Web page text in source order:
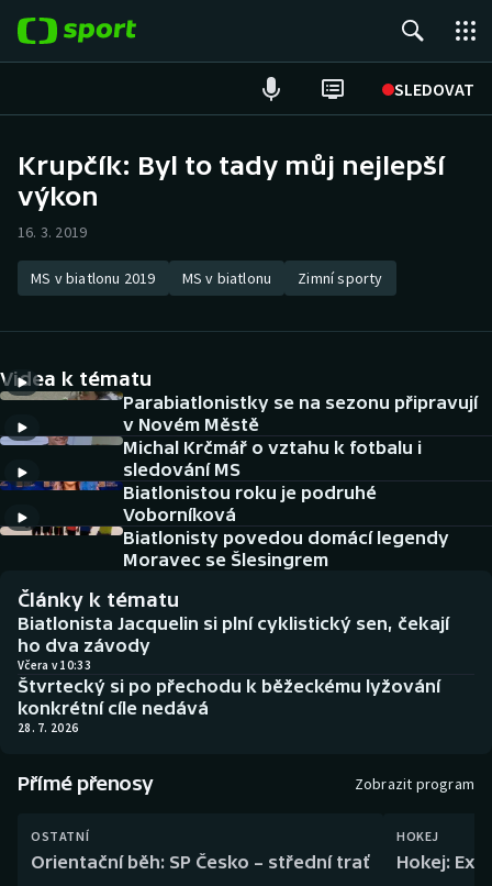
SLEDOVAT
Hokej
Atletika
DALŠÍ SPORTY
Americký fotbal
Baseball a softbal
Biatlon
Boby a skeleton
Box
Curling
Dostihy
NEPŘEHLÉDNĚTE
Historické návraty
Aplikace ČT sport
AZ kvíz
Krupčík: Byl to tady můj nejlepší
výkon
16. 3. 2019
MS v biatlonu 2019 MS v biatlonu Zimní sporty
Videa k tématu
Parabiatlonistky se na sezonu připravují
v Novém Městě
Michal Krčmář o vztahu k fotbalu i
sledování MS
Biatlonistou roku je podruhé
Voborníková
Biatlonisty povedou domácí legendy
Moravec se Šlesingrem
Články k tématu
Biatlonista Jacquelin si plní cyklistický sen, čekají
ho dva závody
Včera v 10:33
Štvrtecký si po přechodu k běžeckému lyžování
konkrétní cíle nedává
28. 7. 2026
Přímé přenosy Zobrazit program
OSTATNÍ
Orientační běh: SP Česko – střední trať
HOKEJ
Hokej: